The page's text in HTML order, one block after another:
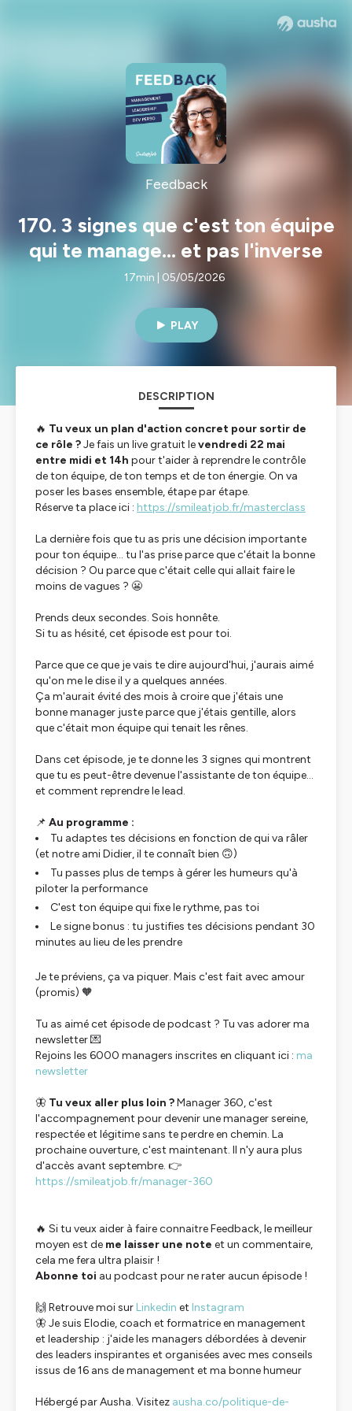
Feedback
170. 3 signes que c'est ton équipe
qui te manage… et pas l'inverse
17min | 05/05/2026
PLAY
DESCRIPTION
🔥 Tu veux un plan d'action concret pour sortir de
ce rôle ?Je fais un live gratuit levendredi 22 mai
entre midi et 14h pour t'aider à reprendre le contrôle
de ton équipe, de ton temps et de ton énergie. On va
poser les bases ensemble, étape par étape.
Réserve ta place ici : https://smileatjob.fr/masterclass
La dernière fois que tu as pris une décision importante
pour ton équipe… tu l'as prise parce que c'était la bonne
décision ? Ou parce que c'était celle qui allait faire le
moins de vagues ? 😬
Prends deux secondes. Sois honnête.
Si tu as hésité, cet épisode est pour toi.
Parce que ce que je vais te dire aujourd'hui, j'aurais aimé
qu'on me le dise il y a quelques années.
Ça m'aurait évité des mois à croire que j'étais une
bonne manager juste parce que j'étais gentille, alors
que c'était mon équipe qui tenait les rênes.
Dans cet épisode, je te donne les 3 signes qui montrent
que tu es peut-être devenue l'assistante de ton équipe…
et comment reprendre le lead.
📌 Au programme :
Tu adaptes tes décisions en fonction de qui va râler
(et notre ami Didier, il te connaît bien 🙃)
Tu passes plus de temps à gérer les humeurs qu'à
piloter la performance
C'est ton équipe qui fixe le rythme, pas toi
Le signe bonus : tu justifies tes décisions pendant 30
minutes au lieu de les prendre
Je te préviens, ça va piquer. Mais c'est fait avec amour
(promis) 🧡
Tu as aimé cet épisode de podcast ? Tu vas adorer ma
newsletter 💌
Rejoins les 6000 managers inscrites en cliquant ici : ma
newsletter
🦋 Tu veux aller plus loin ?Manager 360, c'est
l'accompagnement pour devenir une manager sereine,
respectée et légitime sans te perdre en chemin. La
prochaine ouverture, c'est maintenant. Il n'y aura plus
d'accès avant septembre. 👉
https://smileatjob.fr/manager-360
🔥 Si tu veux aider à faire connaitre Feedback, le meilleur
moyen est de me laisser une note et un commentaire,
cela me fera ultra plaisir !
Abonne toi au podcast pour ne rater aucun épisode !
🙌 Retrouve moi sur Linkedin et Instagram
🦋 Je suis Elodie, coach et formatrice en management
et leadership : j'aide les managers débordées à devenir
des leaders inspirantes et organisées avec mes conseils
issus de 16 ans de management et ma bonne humeur
Hébergé par Ausha. Visitez ausha.co/politique-de-